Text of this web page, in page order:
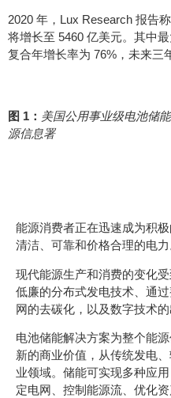
2020 年，Lux Research 报告
将增长至 5460 亿美元。其中
复合年增长率为 76%，未来三
图 1： 美国公用事业级电池储
源信息署
能源消费者正在迅速成为积
清洁、可靠和价格合理的电力
现代能源生产和消费的变化
低廉的分布式发电技术、通
网的去碳化，以及数字技术的
电池储能解决方案为整个能
新的商业价值，从传统发电
业领域。储能可实现多种应
定电网、控制能源流、优化资